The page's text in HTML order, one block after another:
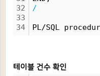
32
33
34
/
PL/SQL
테이블 건수 확인